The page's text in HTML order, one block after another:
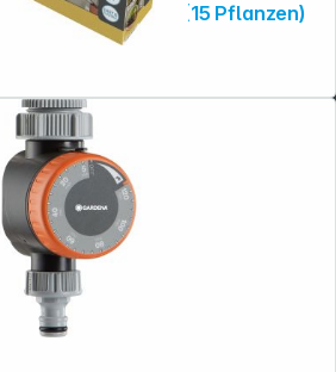
Gardena Micro-Drip-System Set Balkon (15 Pflanzen)